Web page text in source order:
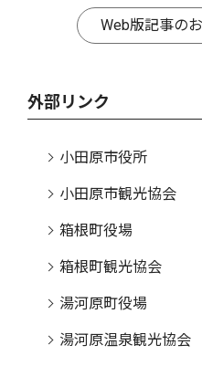
Web版記事の
外部リンク
小田原市役所
小田原市観光協会
箱根町役場
箱根町観光協会
湯河原町役場
湯河原温泉観光協会